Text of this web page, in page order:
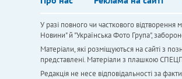
У разі повного чи часткового
Новини" й "Українська Фото Група",
Матеріали, які розміщуються на сайті з
представлені. Матеріали з плашкою
Редакція не несе відповідальності за